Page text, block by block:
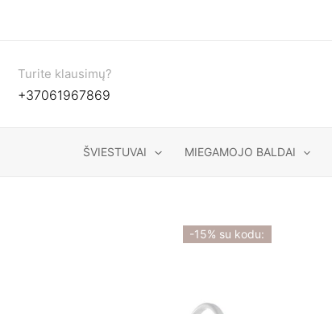
Turite klausimų?
+37061967869
ŠVIESTUVAI MIEGAMOJO BALDAI
-15% su kodu: